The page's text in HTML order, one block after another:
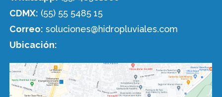
CDMX: (55) 55 5485 15
Correo: soluciones@hidropluviales.com
Ubicación: